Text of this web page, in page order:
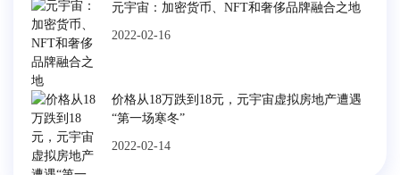
元宇宙：加密货币、NFT和奢侈品牌融合之地
2022-02-16
价格从18万跌到18元，元宇宙虚拟房地产遭遇
“第一场寒冬”
2022-02-14